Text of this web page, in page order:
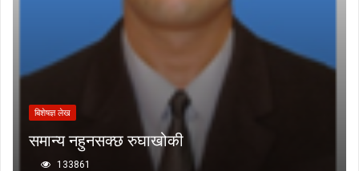
बिशेषज्ञ लेख
समान्य नहुनसक्छ रुघाखोकी
133861